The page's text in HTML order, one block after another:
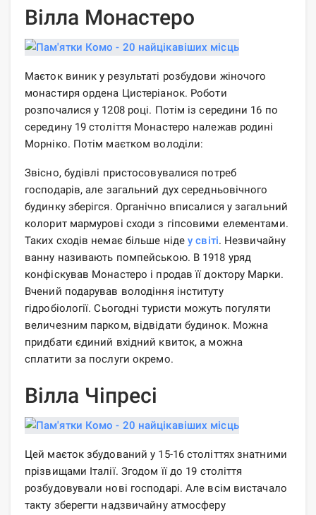
Вілла Монастеро
Маєток виник у результаті розбудови жіночого
монастиря ордена Цистеріанок. Роботи
розпочалися у 1208 році. Потім із середини 16 по
середину 19 століття Монастеро належав родині
Морніко. Потім маєтком володіли:
Звісно, ​​будівлі пристосовувалися потреб
господарів, але загальний дух середньовічного
будинку зберігся. Органічно вписалися у загальний
колорит мармурові сходи з гіпсовими елементами.
Таких сходів немає більше нідеу світі. Незвичайну
ванну називають помпейською. В 1918 уряд
конфіскував Монастеро і продав її доктору Марки.
Вчений подарував володіння інституту
гідробіології. Сьогодні туристи можуть погуляти
величезним парком, відвідати будинок. Можна
придбати єдиний вхідний квиток, а можна
сплатити за послуги окремо.
Вілла Чіпресі
Цей маєток збудований у 15-16 століттях знатними
прізвищами Італії. Згодом її до 19 століття
розбудовували нові господарі. Але всім вистачало
такту зберегти надзвичайну атмосферу